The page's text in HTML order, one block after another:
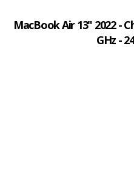
MacBook Air 13" 2022 -
GHz -